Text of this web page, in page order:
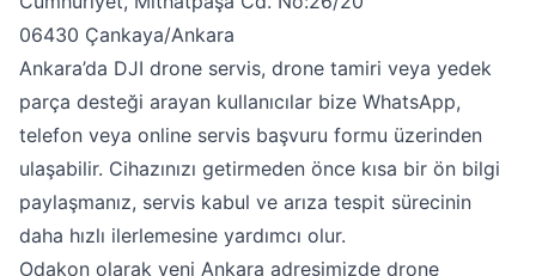
06430 Çankaya/Ankara
Ankara’da DJI drone servis, drone tamiri veya yedek
parça desteği arayan kullanıcılar bize WhatsApp,
telefon veya online servis başvuru formu üzerinden
ulaşabilir. Cihazınızı getirmeden önce kısa bir ön bilgi
paylaşmanız, servis kabul ve arıza tespit sürecinin
daha hızlı ilerlemesine yardımcı olur.
Odakon olarak yeni Ankara adresimizde drone